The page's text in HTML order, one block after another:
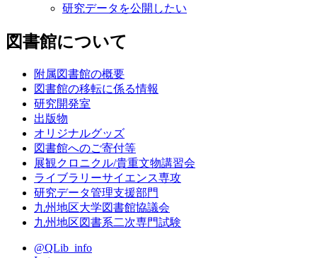
研究データを公開したい
図書館について
附属図書館の概要
図書館の移転に係る情報
研究開発室
出版物
オリジナルグッズ
図書館へのご寄付等
展観クロニクル/貴重文物講習会
ライブラリーサイエンス専攻
研究データ管理支援部門
九州地区大学図書館協議会
九州地区図書系二次専門試験
@QLib_info